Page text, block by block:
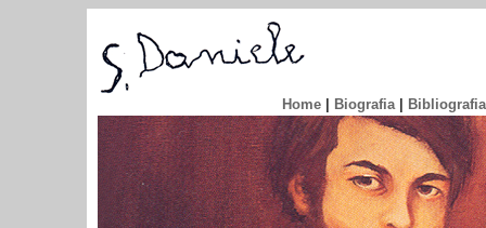
Home Biografia| Bibliografia